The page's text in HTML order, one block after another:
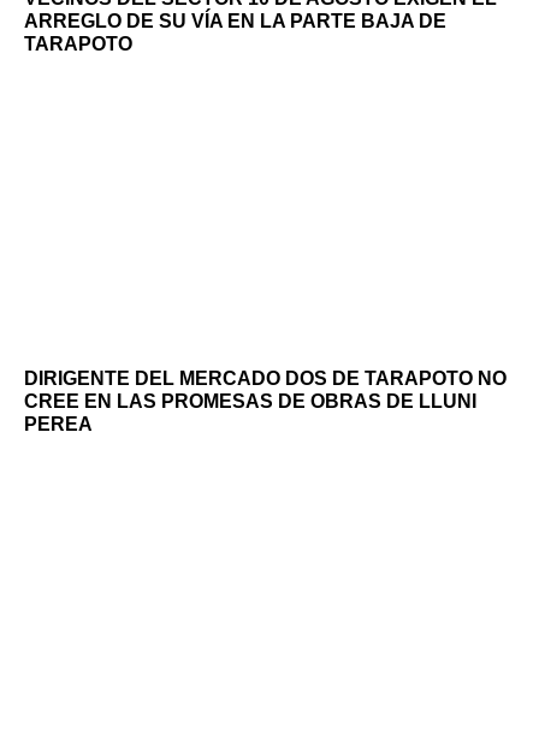
ARREGLO DE SU VÍA EN LA PARTE BAJA DE
TARAPOTO
DIRIGENTE DEL MERCADO DOS DE TARAPOTO NO
CREE EN LAS PROMESAS DE OBRAS DE LLUNI
PEREA